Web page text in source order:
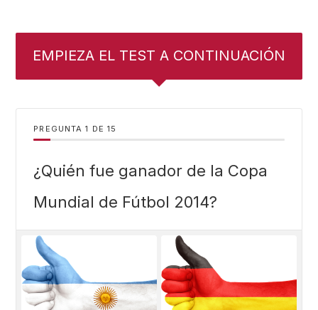
EMPIEZA EL TEST A CONTINUACIÓN
PREGUNTA DE 15
¿Quién fue ganador de la Copa
Mundial de Fútbol 2014?